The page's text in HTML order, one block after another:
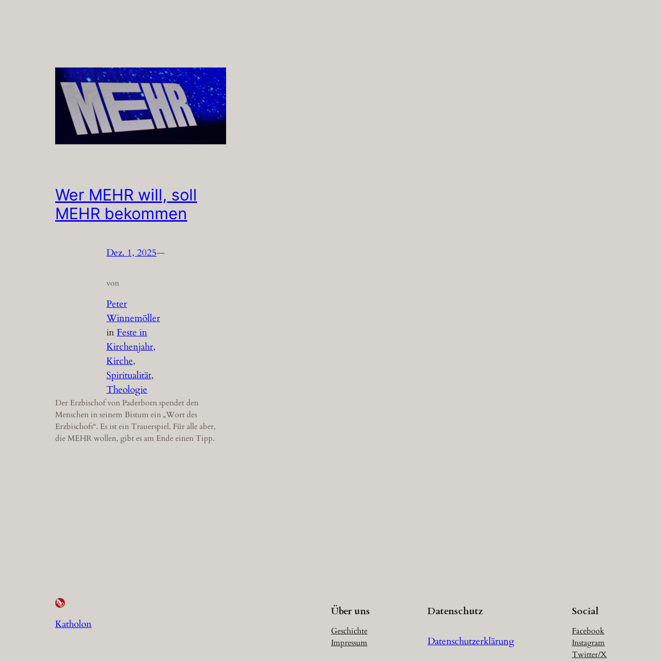
Wer MEHR will, soll
MEHR bekommen
Dez. 1, 2025—
von
Peter
Winnemöller
in Feste in
Kirchenjahr
Kirche
Spiritualität
Theologie
Der Erzbischof von Paderborn spendet den
Menschen in seinem Bistum ein „Wort des
Erzbischofs“. Es ist ein Trauerspiel. Für alle aber,
die MEHR wollen, gibt es am Ende einen Tipp.
Katholon
Über uns
Geschichte
Impressum
Datenschutz
Datenschutzerklärung
Social
Facebook
Instagram
Twitter/X